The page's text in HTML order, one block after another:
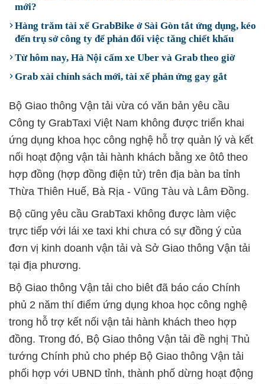
mới?
Hàng trăm tài xế GrabBike ở Sài Gòn tắt ứng dụng, kéo
đến trụ sở công ty để phản đối việc tăng chiết khấu
Từ hôm nay, Hà Nội cấm xe Uber và Grab theo giờ
Grab xài chính sách mới, tài xế phản ứng gay gắt
Bộ Giao thông Vận tải vừa có văn bản yêu cầu
Công ty GrabTaxi Việt Nam không được triển khai
ứng dụng khoa học công nghệ hỗ trợ quản lý và kết
nối hoạt động vận tải hành khách bằng xe ôtô theo
hợp đồng (hợp đồng điện tử) trên địa bàn ba tỉnh
Thừa Thiên Huế, Bà Rịa - Vũng Tàu và Lâm Đồng.
Bộ cũng yêu cầu GrabTaxi không được làm việc
trực tiếp với lái xe taxi khi chưa có sự đồng ý của
đơn vị kinh doanh vận tải và Sở Giao thông Vận tải
tại địa phương.
Bộ Giao thông Vận tải cho biêt đã báo cáo Chính
phủ 2 năm thí điểm ứng dụng khoa học công nghệ
trong hỗ trợ kết nối vận tải hành khách theo hợp
đồng. Trong đó, Bộ Giao thông Vận tải đề nghị Thủ
tướng Chính phủ cho phép Bộ Giao thông Vận tải
phối hợp với UBND tỉnh, thành phố dừng hoạt động